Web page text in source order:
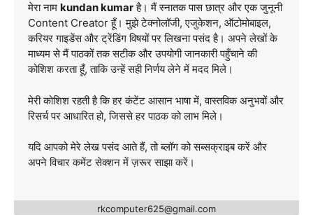
मेरा नाम kundan kumarहै। मैं स्नातक पास छात्र और एक जुनूनी
Content Creator हूँ। मुझे टेक्नोलॉजी, एजुकेशन, ऑटोमोबाइल,
करियर गाइडेंस और ट्रेंडिंग विषयों पर लिखना पसंद है। अपने लेखों के
माध्यम से मैं पाठकों तक सटीक और उपयोगी जानकारी पहुँचाने की
कोशिश करता हूँ, ताकि उन्हें सही निर्णय लेने में मदद मिले।
मेरी कोशिश रहती है कि हर कंटेंट आसान भाषा में, वास्तविक अनुभवों और
रिसर्च पर आधारित हो, जिससे हर पाठक को लाभ मिले।
यदि आपको मेरे लेख पसंद आते हैं, तो ब्लॉग को सब्सक्राइब करें और
अपने विचार कमेंट सेक्शन में ज़रूर साझा करें।
rkcomputer625@gmail.com